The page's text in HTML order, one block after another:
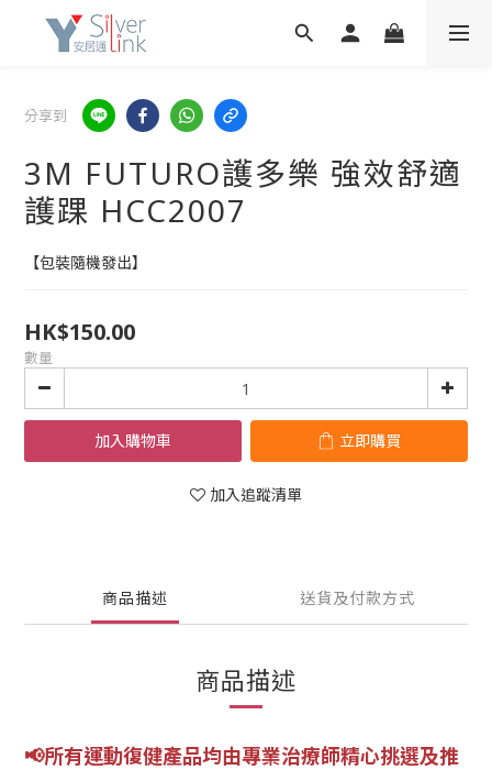
分享到
3M FUTURO護多樂 強效舒適
護踝 HCC2007
【包裝隨機發出】
HK$150.00
數量
加入購物車 立即購買
加入追蹤清單
商品描述 送貨及付款方式
商品描述
📢所有運動復健產品均由專業治療師精心挑選及推